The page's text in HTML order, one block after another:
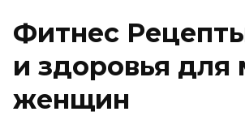
Фитнес
и здоровья для
женщин